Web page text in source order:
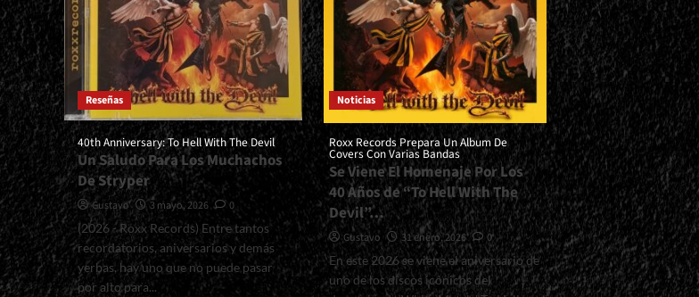
Reseñas
40th Anniversary: To Hell With The Devil
Un Saludo Para Los Muchachos
De Stryper
Gustavo 3 mayo, 2026
0
(2026 - Roxx Records) Entre tantos
recordatorios, aniversarios y demás
yerbas, hay uno que no puede pasar
por alto para...
Noticias
Roxx Records Prepara Un Album De
Covers Con Varias Bandas
Se Viene El Homenaje Por Los
40 Años de “To Hell With The
Devil”…
Gustavo 31 enero, 2026
0
En este 2026 se viene el aniversario de
uno de los discos icónicos del